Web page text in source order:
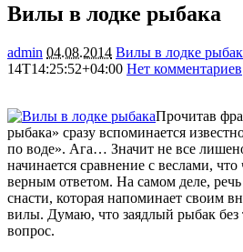
Вилы в лодке рыбака
admin 04.08.2014 Вилы в лодке
14T14:25:52+04:00 Нет комментариев
Прочитав
рыбака» сразу вспоминается
по воде». Ага… Значит не все
начинается сравнение с веслами, что
верным ответом. На самом деле,
снасти, которая напоминает своим
вилы. Думаю, что заядлый рыбак без
вопрос.